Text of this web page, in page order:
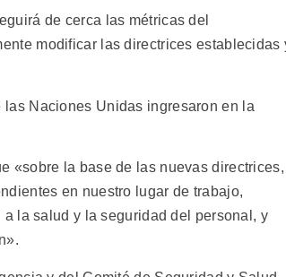
de cerca las métricas del
modificar las directrices establecidas
Naciones Unidas ingresaron en la
«sobre la base de las nuevas directrices,
en nuestro lugar de trabajo,
la salud y la seguridad del personal, y